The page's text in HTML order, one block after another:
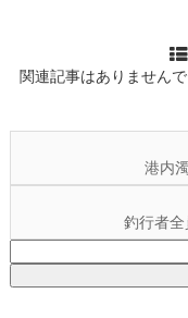
関連記事はありません
港内
釣行者
索: